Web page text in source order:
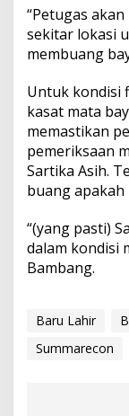
“Petugas
sekitar lokasi
membuang
Untuk kondisi
kasat mata
memastikan
pemeriksaan
Sartika Asih.
buang apakah
“(yang pasti)
dalam kondisi
Bambang.
Baru Lahir
Summarecon